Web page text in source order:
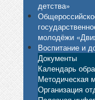
детства»
молодёжи
Воспитание и
Документы
Календарь
Методическая
Организация